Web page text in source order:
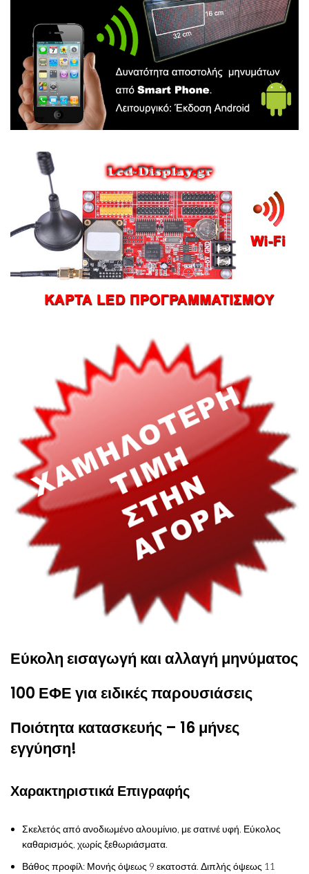
Εύκολη εισαγωγή και αλλαγή μηνύματος
100 ΕΦΕ για ειδικές παρουσιάσεις
Ποιότητα κατασκευής – 16 μήνες
εγγύηση!
Χαρακτηριστικά Επιγραφής
Σκελετός από ανοδιωμένο αλουμίνιο, με σατινέ υφή. Εύκολος
καθαρισμός, χωρίς ξεθωριάσματα.
Βάθος προφίλ: Μονής όψεως 9 εκατοστά. Διπλής όψεως 11